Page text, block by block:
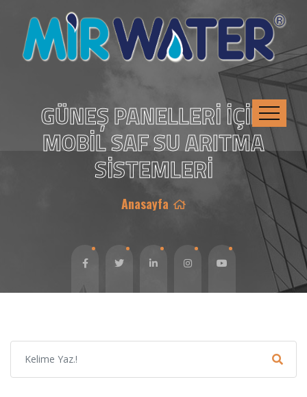
GÜNEŞ PANELLERİ İÇİN
MOBİL SAF SU ARITMA
SİSTEMLERİ
Anasayfa